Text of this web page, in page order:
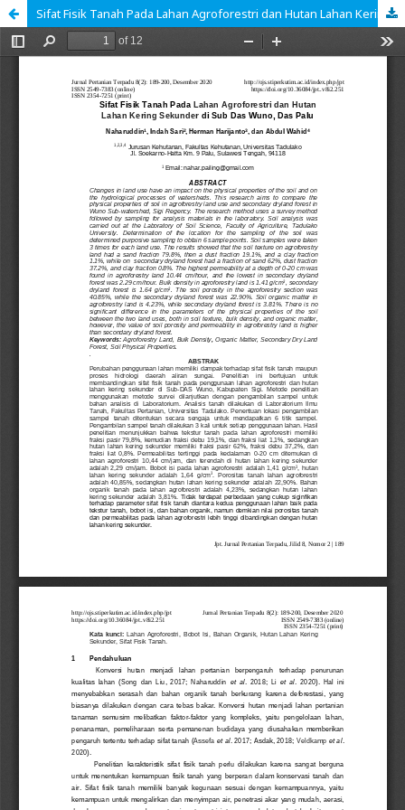
Sifat Fisik Tanah Pada Lahan Agroforestri dan Hutan Lahan Kering Sekunder di Sub Das Wuno, Das Palu